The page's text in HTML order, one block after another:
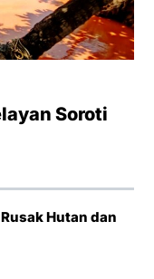
Soroti
Hutan dan